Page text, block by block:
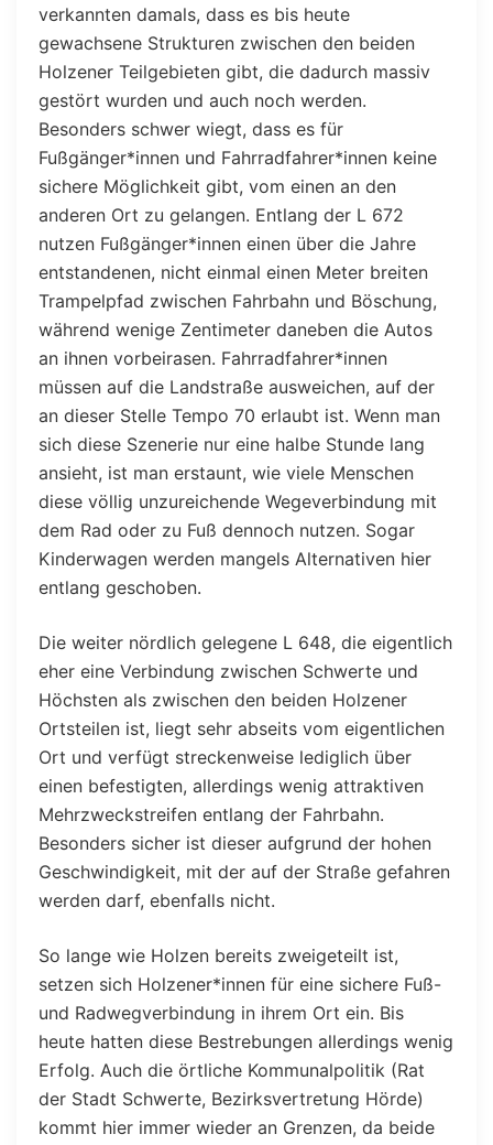
verkannten damals, dass es bis heute
gewachsene Strukturen zwischen den beiden
Holzener Teilgebieten gibt, die dadurch massiv
gestört wurden und auch noch werden.
Besonders schwer wiegt, dass es für
Fußgänger*innen und Fahrradfahrer*innen keine
sichere Möglichkeit gibt, vom einen an den
anderen Ort zu gelangen. Entlang der L 672
nutzen Fußgänger*innen einen über die Jahre
entstandenen, nicht einmal einen Meter breiten
Trampelpfad zwischen Fahrbahn und Böschung,
während wenige Zentimeter daneben die Autos
an ihnen vorbeirasen. Fahrradfahrer*innen
müssen auf die Landstraße ausweichen, auf der
an dieser Stelle Tempo 70 erlaubt ist. Wenn man
sich diese Szenerie nur eine halbe Stunde lang
ansieht, ist man erstaunt, wie viele Menschen
diese völlig unzureichende Wegeverbindung mit
dem Rad oder zu Fuß dennoch nutzen. Sogar
Kinderwagen werden mangels Alternativen hier
entlang geschoben.
Die weiter nördlich gelegene L 648, die eigentlich
eher eine Verbindung zwischen Schwerte und
Höchsten als zwischen den beiden Holzener
Ortsteilen ist, liegt sehr abseits vom eigentlichen
Ort und verfügt streckenweise lediglich über
einen befestigten, allerdings wenig attraktiven
Mehrzweckstreifen entlang der Fahrbahn.
Besonders sicher ist dieser aufgrund der hohen
Geschwindigkeit, mit der auf der Straße gefahren
werden darf, ebenfalls nicht.
So lange wie Holzen bereits zweigeteilt ist,
setzen sich Holzener*innen für eine sichere Fuß-
und Radwegverbindung in ihrem Ort ein. Bis
heute hatten diese Bestrebungen allerdings wenig
Erfolg. Auch die örtliche Kommunalpolitik (Rat
der Stadt Schwerte, Bezirksvertretung Hörde)
kommt hier immer wieder an Grenzen, da beide